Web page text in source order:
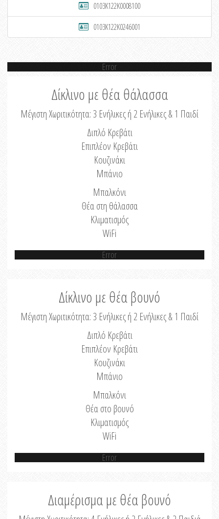
0103K122K0008100
0103K122K0246001
Error
Δίκλινο με θέα θάλασσα
Μέγιστη Χωριτικότητα: 3 Ενήλικες ή 2 Ενήλικες & 1 Παιδί
Διπλό Κρεβάτι
Επιπλέον Κρεβάτι
Κουζινάκι
Μπάνιο
Μπαλκόνι
Θέα στη θάλασσα
Κλιματισμός
WiFi
Error
Δίκλινο με θέα βουνό
Μέγιστη Χωριτικότητα: 3 Ενήλικες ή 2 Ενήλικες & 1 Παιδί
Διπλό Κρεβάτι
Επιπλέον Κρεβάτι
Κουζινάκι
Μπάνιο
Μπαλκόνι
Θέα στο βουνό
Κλιματισμός
WiFi
Error
Διαμέρισμα με θέα βουνό